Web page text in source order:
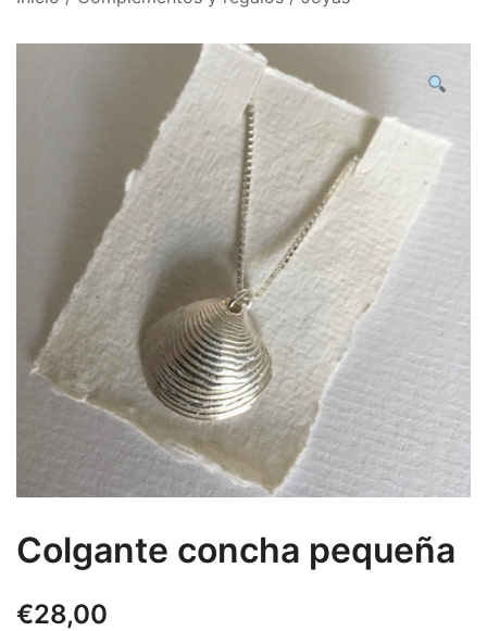
Colgante concha pequeña
€28,00